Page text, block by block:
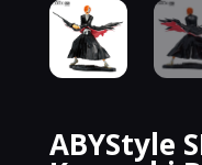
ABYStyle